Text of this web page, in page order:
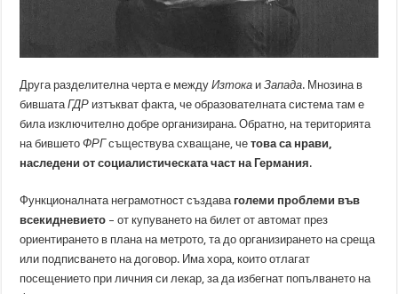
Друга разделителна черта е междуИзтока иЗапада. Мнозина в
бившатаГДР изтъкват факта, че образователната система там е
била изключително добре организирана. Обратно, на територията
на бившетоФРГсъществува схващане, четова са нрави,
наследени от социалистическата част на Германия.
Функционалната неграмотност създава големи проблеми във
всекидневието – от купуването на билет от автомат през
ориентирането в плана на метрото, та до организирането на среща
или подписването на договор. Има хора, които отлагат
посещението при личния си лекар, за да избегнат попълването на